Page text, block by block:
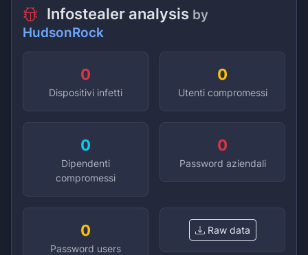
Infostealer analysis by
HudsonRock
0
Dispositivi infetti
0
Utenti compromessi
0
Dipendenti
compromessi
0
Password aziendali
0
Password users
Raw data